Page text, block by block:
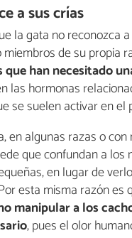
a sus crías
la gata no reconozca
de su propia
que han necesitado
las hormonas
se suelen activar en el
en algunas razas o con
que confundan a los
en lugar de
esta misma razón es
manipular a los
, pues el olor